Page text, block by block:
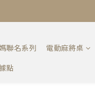
聯名系列 電動麻將桌
點